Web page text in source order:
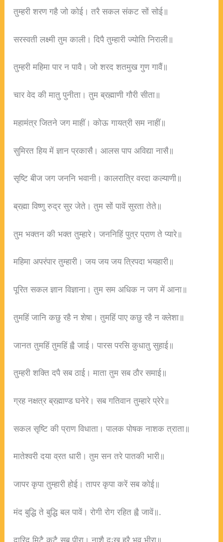
तुम्हरी शरण गहै जो कोई। तरै सकल संकट सों सोई॥
सरस्वती लक्ष्मी तुम काली। दिपै तुम्हारी ज्योति निराली॥
तुम्हरी महिमा पार न पावै। जो शरद शतमुख गुण गावैं॥
चार वेद की मातु पुनीता। तुम ब्रह्माणी गौरी सीता॥
महामंत्र जितने जग माहीं। कोऊ गायत्री सम नाहीं॥
सुमिरत हिय में ज्ञान प्रकासै। आलस पाप अविद्या नासै॥
सृष्टि बीज जग जननि भवानी। कालरात्रि वरदा कल्याणी॥
ब्रह्मा विष्णु रुद्र सुर जेते। तुम सों पावें सुरता तेते॥
तुम भक्तन की भक्त तुम्हारे। जननिहिं पुत्र प्राण ते प्यारे॥
महिमा अपरंपार तुम्हारी। जय जय जय त्रिपदा भयहारी॥
पूरित सकल ज्ञान विज्ञाना। तुम सम अधिक न जग में आना॥
तुमहिं जानि कछु रहै न शेषा। तुमहिं पाए कछु रहै न क्लेशा॥
जानत तुमहिं तुमहिं ह्वै जाई। पारस परसि कुधातु सुहाई॥
तुम्हरी शक्ति दपै सब ठाई। माता तुम सब ठौर समाई॥
ग्रह नक्षत्र ब्रह्माण्ड घनेरे। सब गतिवान तुम्हारे प्रेरे॥
सकल सृष्टि की प्राण विधाता। पालक पोषक नाशक त्राता॥
मातेश्वरी दया व्रत धारी। तुम सन तरे पातकी भारी॥
जापर कृपा तुम्हारी होई। तापर कृपा करें सब कोई॥
मंद बुद्धि ते बुद्धि बल पावें। रोगी रोग रहित ह्वै जावें॥.
दारिद मिटै कटै सब पीरा। नाशै दुःख हरै भव भीरा॥